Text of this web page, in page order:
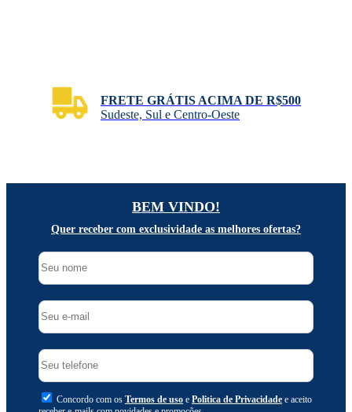
FRETE GRÁTIS ACIMA DE R$500
Sudeste, Sul e Centro-Oeste
BEM VINDO!
Quer receber com exclusividade as melhores ofertas?
Concordo com os Termos de uso e Politica de Privacidade e aceito